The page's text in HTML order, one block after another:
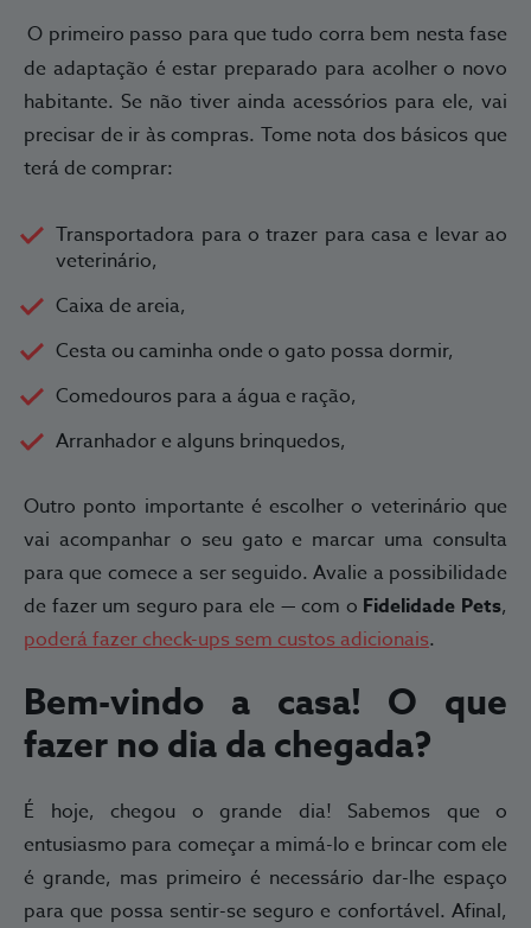
O primeiro passo para que tudo corra bem nesta fase
de adaptação é estar preparado para acolher o novo
habitante. Se não tiver ainda acessórios para ele, vai
precisar de ir às compras. Tome nota dos básicos que
terá de comprar:
Transportadora para o trazer para casa e levar ao
veterinário,
Caixa de areia,
Cesta ou caminha onde o gato possa dormir,
Comedouros para a água e ração,
Arranhador e alguns brinquedos,
Outro ponto importante é escolher o veterinário que
vai acompanhar o seu gato e marcar uma consulta
para que comece a ser seguido. Avalie a possibilidade
de fazer um seguro para ele — com o Fidelidade Pets,
poderá fazer check-ups sem custos adicionais.
Bem-vindo a casa! O que
fazer no dia da chegada?
É hoje, chegou o grande dia! Sabemos que o
entusiasmo para começar a mimá-lo e brincar com ele
é grande, mas primeiro é necessário dar-lhe espaço
para que possa sentir-se seguro e confortável. Afinal,